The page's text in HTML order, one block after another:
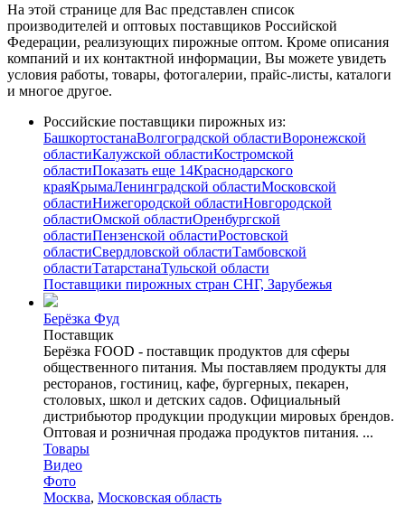
На этой странице для Вас представлен список
производителей и оптовых поставщиков Российской
Федерации, реализующих пирожные оптом. Кроме описания
компаний и их контактной информации, Вы можете увидеть
условия работы, товары, фотогалерии, прайс-листы, каталоги
и многое другое.
Российские поставщики пирожных из:
БашкортостанаВолгоградской областиВоронежской
областиКалужской областиКостромской
областиПоказать еще 14Краснодарского
краяКрымаЛенинградской областиМосковской
областиНижегородской областиНовгородской
областиОмской областиОренбургской
областиПензенской областиРостовской
областиСвердловской областиТамбовской
областиТатарстанаТульской области
Поставщики пирожных стран СНГ, Зарубежья
Берёзка Фуд
Поставщик
Берёзка FOOD - поставщик продуктов для сферы
общественного питания. Мы поставляем продукты для
ресторанов, гостиниц, кафе, бургерных, пекарен,
столовых, школ и детских садов. Официальный
дистрибьютор продукции продукции мировых брендов.
Оптовая и розничная продажа продуктов питания. ...
Товары
Видео
Фото
Москва, Московская область